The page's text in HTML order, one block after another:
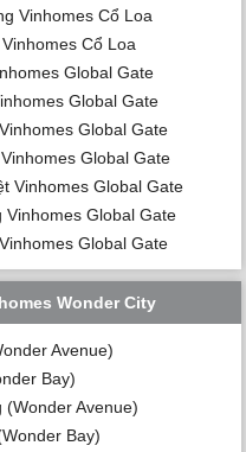
Vinhomes Cổ Loa
Cổ Loa
Global Gate
Global Gate
Global Gate
Global Gate
Vinhomes Global Gate
Global Gate
Global Gate
Wonder City
Avenue)
Bay)
Avenue)
Bay)